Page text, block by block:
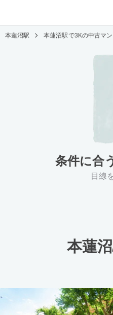
本蓮沼駅 本蓮沼駅で3Kの中古マ
条件に合
目線
本蓮